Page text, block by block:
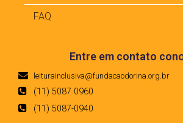
FAQ
Entre em contato
leiturainclusiva@fundacaodorina.org.br
(11) 5087 0960
(11) 5087-0940